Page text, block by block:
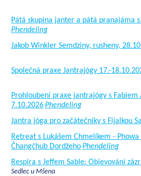
Pátá skupina janter a pátá pranajáma
Phendeling
Jakob Winkler Semdziny, rusheny,
Společná praxe Jantrajógy 17.-
Prohloubení praxe jantrajógy s Fabiem
7.10.2026Phendeling
Jantra jóga pro začátečníky s Fijalkou
Retreat s Lukášem Chmelíkem -
Čhangčhub DordžehoPhendeling
Respira s Jeffem Sable: Objevování
Sedlec u Mšena